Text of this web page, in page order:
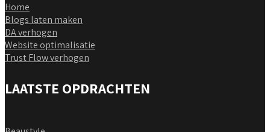
Home
Blogs laten maken
DA verhogen
Website optimalisatie
Trust Flow verhogen
LAATSTE OPDRACHTEN